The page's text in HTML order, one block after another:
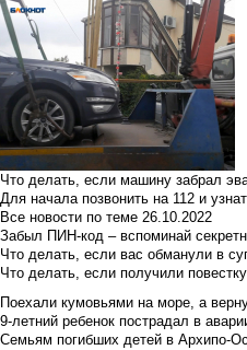
Что делать, если машину забрал
Для начала позвонить на 112 и
Все новости по теме 26.10.2022
Забыл ПИН-код – вспоминай
Что делать, если вас обманули в
Что делать, если получили
Поехали кумовьями на море, а
9-летний ребенок пострадал в
Семьям погибших детей в Архипо-